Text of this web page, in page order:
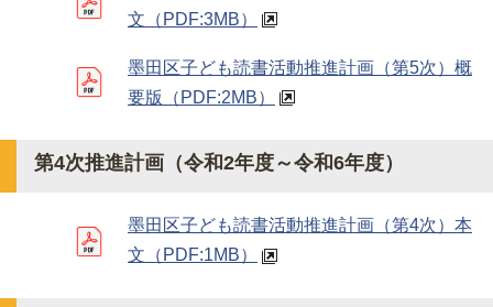
文 （PDF:3MB）
墨田区子ども読書活動推進計画（第5次）概
要版
（PDF:2MB）
第4次推進計画（令和2年度～令和6年度）
墨田区子ども読書活動推進計画（第4次）本
文 （PDF:1MB）